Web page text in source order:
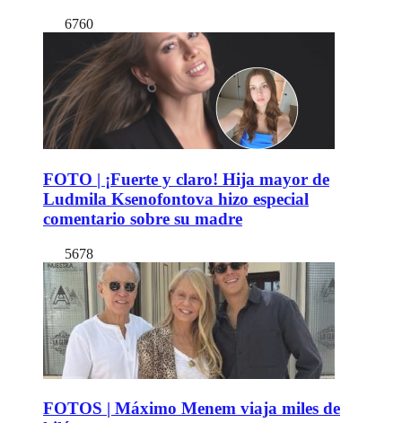
6760
FOTO | ¡Fuerte y claro! Hija mayor de
Ludmila Ksenofontova hizo especial
comentario sobre su madre
5678
FOTOS | Máximo Menem viaja miles de